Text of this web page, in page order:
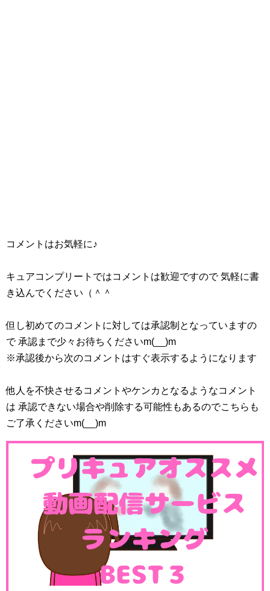
コメントはお気軽に♪
キュアコンプリートではコメントは歓迎ですので 気軽に書
き込んでください（＾＾
但し初めてのコメントに対しては承認制となっていますの
で 承認まで少々お待ちくださいm(__)m
※承認後から次のコメントはすぐ表示するようになります
他人を不快させるコメントやケンカとなるようなコメント
は 承認できない場合や削除する可能性もあるのでこちらも
ご了承くださいm(__)m